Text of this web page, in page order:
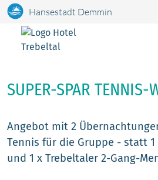
Hansestadt Demmin
SUPER-SPAR TENNIS-
Angebot mit 2
Tennis für die Gruppe - statt 1
und 1 x Trebeltaler 2-Gang-